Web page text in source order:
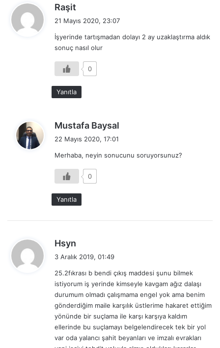
Raşit
i
k
i
21 Mayıs 2020, 23:07
İşyerinde tartışmadan dolayı 2 ay uzaklaştırma aldık
sonuç nasıl olur
0
Yanıtla
Mustafa Baysal
i
22 Mayıs 2020, 17:01
Merhaba, neyin sonucunu soruyorsunuz?
0
Yanıtla
Hsyn
i
k
i
:
3 Aralık 2019, 01:49
25.2fıkrası b bendi çıkış maddesi şunu bilmek
istiyorum iş yerinde kimseyle kavgam ağız dalaşı
durumum olmadı çalışmama engel yok ama benim
gönderdiğim maile karşılık üstlerime hakaret ettiğim
yönünde bir suçlama ile karşı karşıya kaldım
ellerinde bu suçlamayı belgelendirecek tek bir yol
var oda yalancı şahit beyanları ve imzalı evrakları